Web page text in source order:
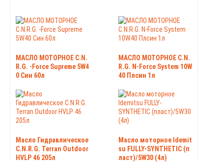
МАСЛО МОТОРНОЕ C.N.
R.G. -Force Supreme 5W4
0 Син 60л
МАСЛО МОТОРНОЕ C.N.
R.G. N-Force System 10W
40 Плсин 1л
Масло Гидравлическое
C.N.R.G. Terran Outdoor
HVLP 46 205л
Масло моторное Idemit
su FULLY-SYNTHETIC (п
ласт)/5W30 (4л)